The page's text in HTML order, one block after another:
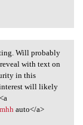
Will probably
with text on
in this
will likely
auto</a>